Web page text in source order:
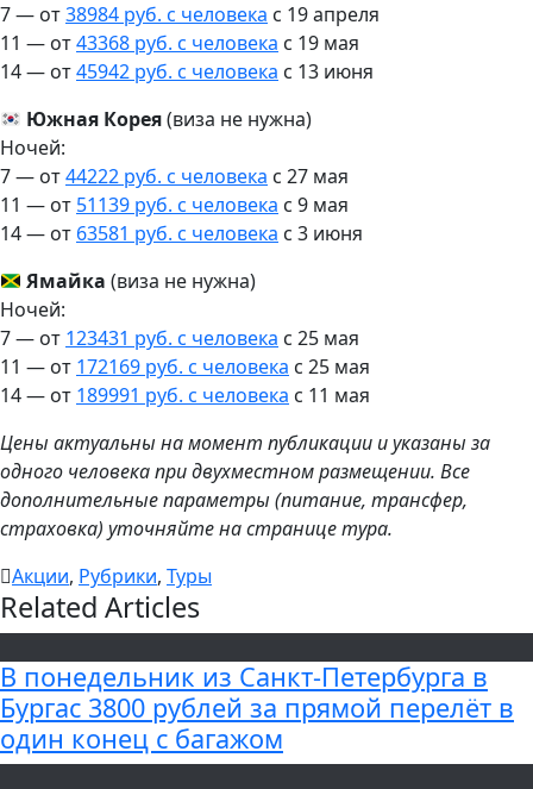
7 — от38984 руб. с человека c 19 апреля
11 — от43368 руб. с человека c 19 мая
14 — от45942 руб. с человека c 13 июня
Южная Корея(виза не нужна)
Ночей:
7 — от44222 руб. с человека c 27 мая
11 — от 51139 руб. с человека c 9 мая
14 — от 63581 руб. с человека c 3 июня
Ямайка (виза не нужна)
Ночей:
7 — от 123431 руб. с человека c 25 мая
11 — от 172169 руб. с человека c 25 мая
14 — от 189991 руб. с человека c 11 мая
Цены актуальны на момент публикации и указаны за
одного человека при двухместном размещении. Все
дополнительные параметры (питание, трансфер,
страховка) уточняйте на странице тура.
Акции, Рубрики, Туры
Related Articles
В понедельник из Санкт-Петербурга в
Бургас 3800 рублей за прямой перелёт в
один конец с багажом